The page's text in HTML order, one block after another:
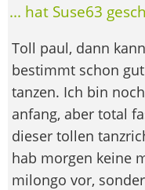
... hat Suse63
Toll paul, dann
bestimmt schon
tanzen. Ich bin
anfang, aber total
dieser tollen
hab morgen keine
milongo vor,